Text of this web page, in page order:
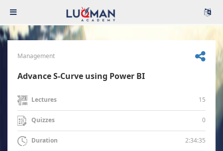
Management
Advance S-Curve using Power BI
Lectures 15
Quizzes 0
Duration 2:34:35